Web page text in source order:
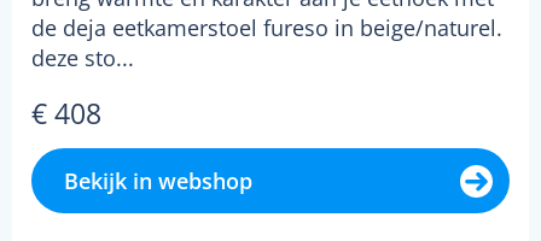
de deja eetkamerstoel fureso in beige/naturel.
deze sto...
€ 408
Bekijk in webshop